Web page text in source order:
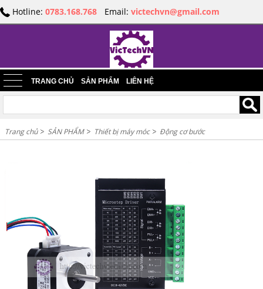
Hotline: 0783.168.768 Email: victechvn@gmail.com
TRANG CHỦ SẢN PHẨM LIÊN HỆ
Trang chủ SẢN PHẨM Thiết bị máy móc Động cơ bước